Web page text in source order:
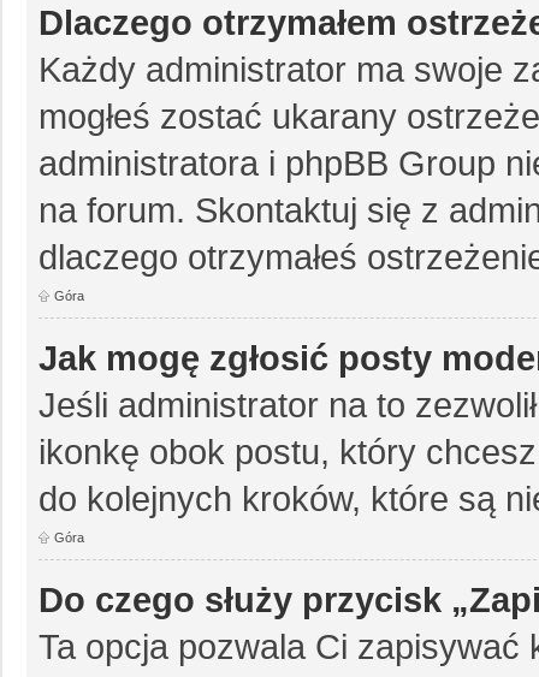
Dlaczego otrzymałem
Każdy administrator ma swoje
mogłeś zostać ukarany
administratora i phpBB Group
na forum. Skontaktuj się z
dlaczego otrzymałeś
Góra
Jak mogę zgłosić posty
Jeśli administrator na to
ikonkę obok postu, który
do kolejnych kroków, które są
Góra
Do czego służy przycisk
Ta opcja pozwala Ci zapisywać